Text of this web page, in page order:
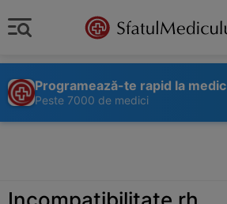
Programează-te rapid la medic
Peste 7000 de medici